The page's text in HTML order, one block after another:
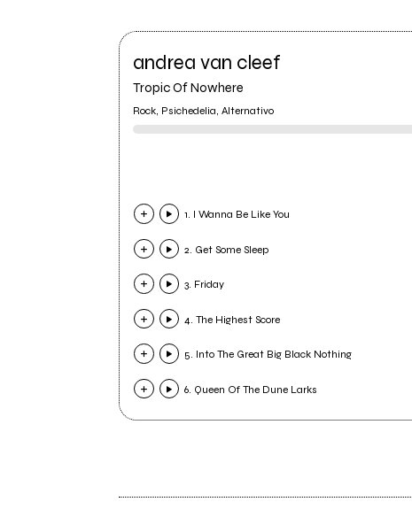
andrea van cleef
Tropic Of Nowhere
Rock, Psichedelia, Alternativo
1. I Wanna Be Like You
2. Get Some Sleep
3. Friday
4. The Highest Score
5. Into The Great Big Black Nothing
6. Queen Of The Dune Larks